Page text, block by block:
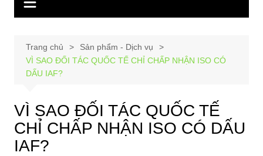
Trang chủ
Sản phẩm - Dịch vụ
VÌ SAO ĐỐI TÁC QUỐC TẾ CHỈ CHẤP NHẬN ISO CÓ
DẤU IAF?
VÌ SAO ĐỐI TÁC QUỐC TẾ
CHỈ CHẤP NHẬN ISO CÓ DẤU
IAF?